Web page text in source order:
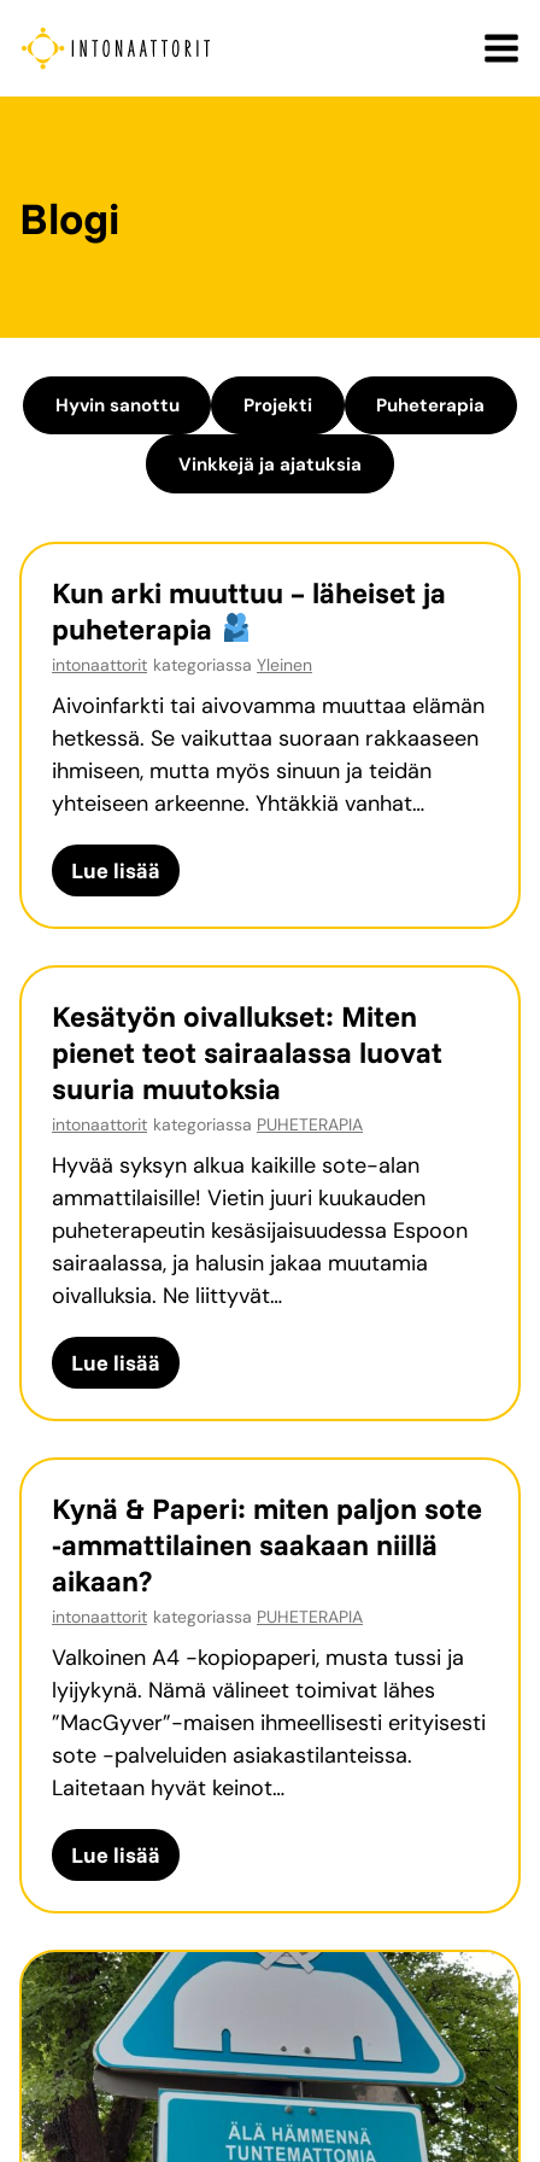
sisältöön
Blogi
Hyvin sanottu Projekti Puheterapia
Vinkkejä ja ajatuksia
Kun arki muuttuu – läheiset ja
puheterapia
intonaattorit kategoriassa Yleinen
Aivoinfarkti tai aivovamma muuttaa elämän
hetkessä. Se vaikuttaa suoraan rakkaaseen
ihmiseen, mutta myös sinuun ja teidän
yhteiseen arkeenne. Yhtäkkiä vanhat…
Lue lisää
u
n
a
k
i
m
u
u
t
t
u
u
ä
h
e
s
e
j
a
p
u
h
e
r
a
p
i
Kesätyön oivallukset: Miten
pienet teot sairaalassa luovat
suuria muutoksia
intonaattorit kategoriassa PUHETERAPIA
Hyvää syksyn alkua kaikille sote-alan
ammattilaisille! Vietin juuri kuukauden
puheterapeutin kesäsijaisuudessa Espoon
sairaalassa, ja halusin jakaa muutamia
oivalluksia. Ne liittyvät…
Lue lisää
e
s
ä
t
y
ö
o
i
v
a
l
l
s
e
t
:
t
e
Kynä & Paperi: miten paljon sote
-ammattilainen saakaan niillä
aikaan?
intonaattorit kategoriassa PUHETERAPIA
Valkoinen A4 -kopiopaperi, musta tussi ja
lyijykynä. Nämä välineet toimivat lähes
”MacGyver”-maisen ihmeellisesti erityisesti
sote -palveluiden asiakastilanteissa.
Laitetaan hyvät keinot…
Lue lisää
y
n
ä
&
p
e